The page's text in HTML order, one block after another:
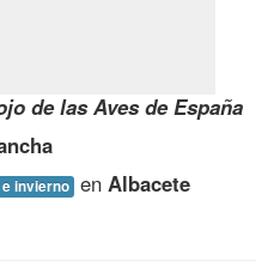
de las Aves de España
invierno en Albacete